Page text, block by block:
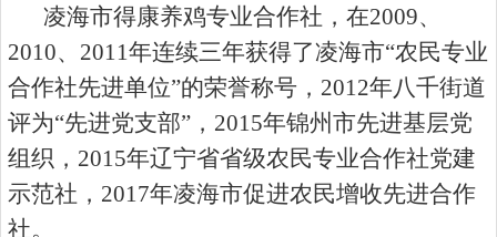
凌海市得康养鸡专业合作社，在2009、
2010、 2011年连续三年获得了凌海市“农民专业
合作社先进单位”的荣誉称号， 2012年八千街道
评为“先进党支部”， 2015年锦州市先进基层党
组织， 2015年辽宁省省级农民专业合作社党建
示范社， 2017年凌海市促进农民增收先进合作
社。